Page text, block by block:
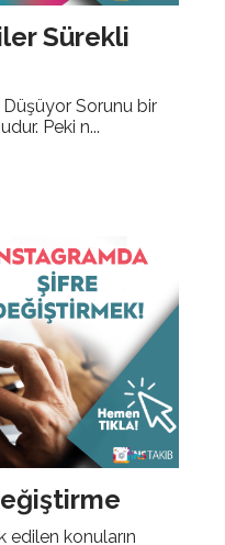
Sürekli
Sorunu bir
Peki n...
konuların